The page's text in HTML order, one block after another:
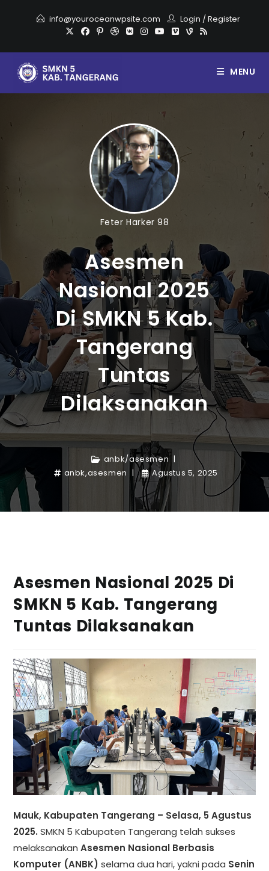
info@youroceanwpsite.com Login /Register
MENU
Feter Harker 98
Asesmen
Nasional 2025
Di SMKN 5 Kab.
Tangerang
Tuntas
Dilaksanakan
anbk/asesmen
anbk,asesmen Agustus 5, 2025
Asesmen Nasional 2025 Di
SMKN 5 Kab. Tangerang
Tuntas Dilaksanakan
Mauk, Kabupaten Tangerang – Selasa, 5 Agustus
2025.SMKN 5 Kabupaten Tangerang telah sukses
melaksanakanAsesmen Nasional Berbasis
Komputer (ANBK) selama dua hari, yakni pada Senin